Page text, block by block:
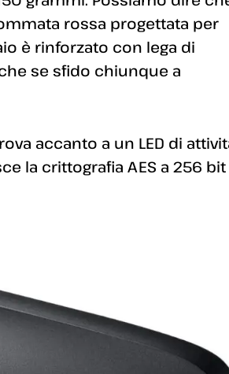
rossa progettata per
è rinforzato con lega di
se sfido chiunque a
accanto a un LED di
la crittografia AES a 256 bit